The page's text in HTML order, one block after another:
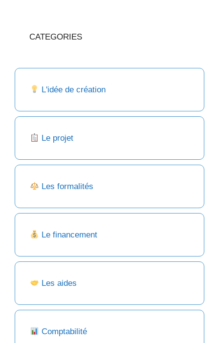
CATEGORIES
L'idée de création
Le projet
Les formalités
Le financement
Les aides
Comptabilité